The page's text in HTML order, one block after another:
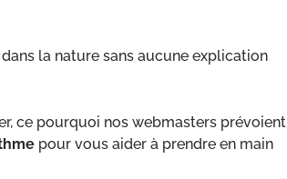
la nature sans aucune explication
ce pourquoi nos webmasters prévoient
pour vous aider à prendre en main